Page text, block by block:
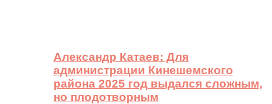
Александр Катаев: Для
администрации Кинешемского
района 2025 год выдался сложным,
но плодотворным